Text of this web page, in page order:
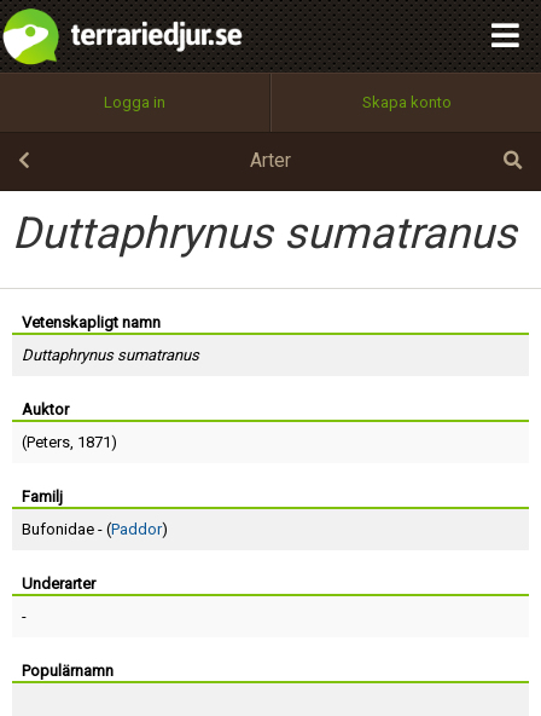
Logga in Skapa konto
Arter
Duttaphrynus sumatranus
Vetenskapligt namn
Duttaphrynus sumatranus
Auktor
(Peters, 1871)
Familj
Bufonidae - (Paddor)
Underarter
-
Populärnamn
Utför
100%
OK
integritetspolicy
Namn:
Epost:
Användarnamn:
Lösenord:
Terms of Service
Begär nytt lösenord
Tillbaka till förstasidan